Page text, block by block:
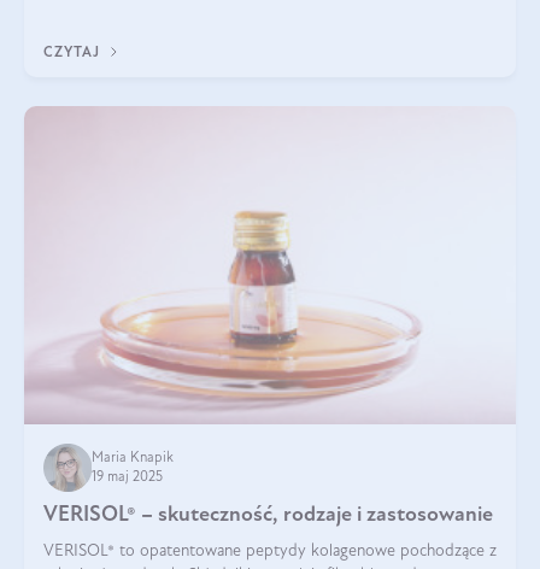
CZYTAJ
Maria Knapik
19 maj 2025
VERISOL® – skuteczność, rodzaje i zastosowanie
VERISOL® to opatentowane peptydy kolagenowe pochodzące z